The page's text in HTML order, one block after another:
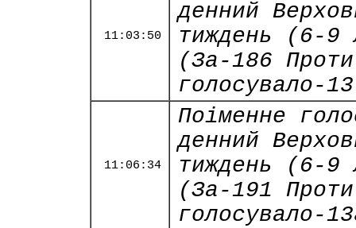
11:03:50
денний
тиждень (6-9
(За-186
голосувало-
11:06:34
Поіменне
денний
тиждень (6-9
(За-191
голосувало-